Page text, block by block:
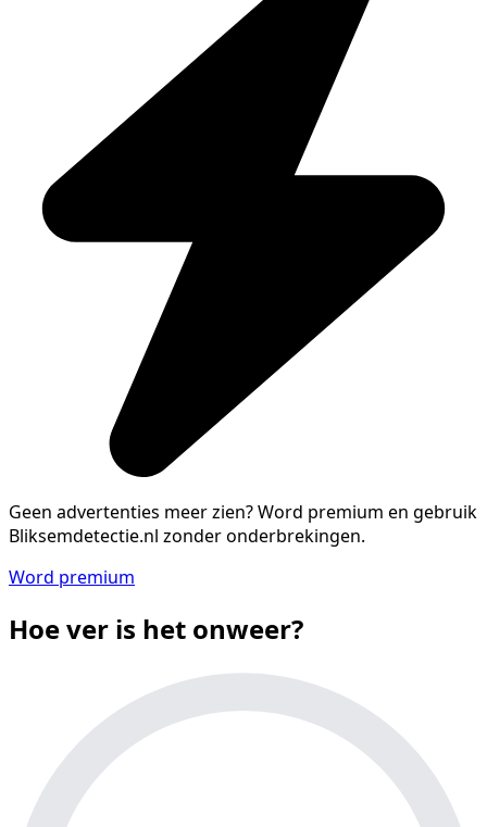
Geen advertenties meer zien?Word premium en gebruik
Bliksemdetectie.nl zonder onderbrekingen.
Word premium
Hoe ver is het onweer?